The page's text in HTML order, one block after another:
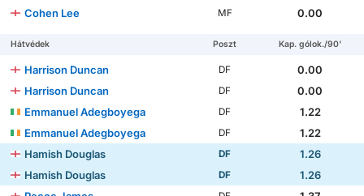
Cohen Lee
MF 0.00
Hátvédek Poszt Kap. gólok./90'
Harrison Duncan DF
0.00
Harrison Duncan
DF
0.00
Emmanuel Adegboyega
DF
1.22
Emmanuel Adegboyega
DF
1.22
Hamish Douglas
DF
1.26
Hamish Douglas
DF
1.26